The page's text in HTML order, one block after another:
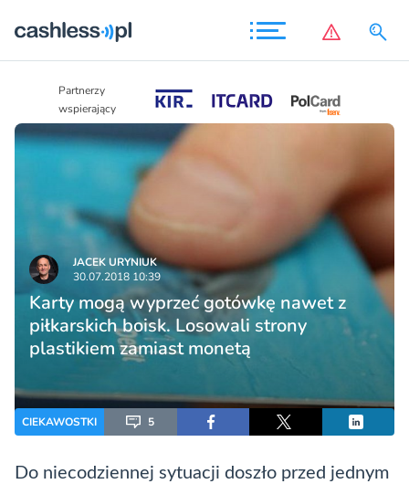
Partnerzy
wspierający
JACEK URYNIUK
30.07.2018 10:39
Karty mogą wyprzeć gotówkę nawet z
piłkarskich boisk. Losowali strony
plastikiem zamiast monetą
CIEKAWOSTKI 5
Do niecodziennej sytuacji doszło przed jednym